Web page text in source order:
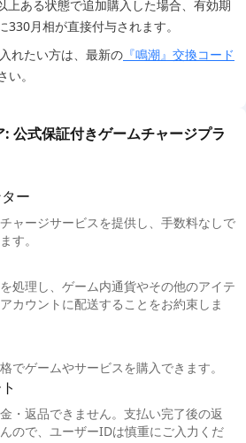
ある状態で追加購入した場合、有効期
月相が直接付与されます。
れたい方は、最新の 『鳴潮』交換コード
。
公式保証付きゲームチャージプラ
ー
ャージサービスを提供し、手数料なしで
す。
処理し、ゲーム内通貨やその他のアイテ
カウントに配送することをお約束しま
でゲームやサービスを購入できます。
・返品できません。支払い完了後の返
ので、ユーザーIDは慎重にご入力くだ